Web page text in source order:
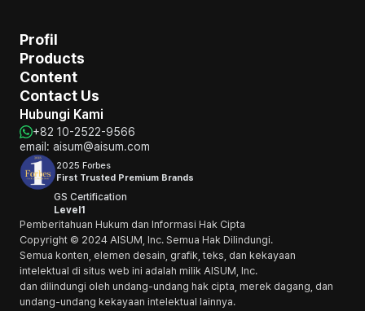
Profil
Products
Content
Contact Us
Pemberitahuan Hukum dan Informasi Hak Cipta
Copyright © 2024 AISUM, Inc. Semua Hak Dilindungi.
Semua konten, elemen desain, grafik, teks, dan kekayaan
intelektual di situs web ini adalah milik AISUM, Inc.
dan dilindungi oleh undang-undang hak cipta, merek dagang, dan
undang-undang kekayaan intelektual lainnya.
2025 Forbes
First Trusted Premium Brands
GS Certification
Level1
Hubungi Kami
+82 10-2522-9566
email: aisum@aisum.com